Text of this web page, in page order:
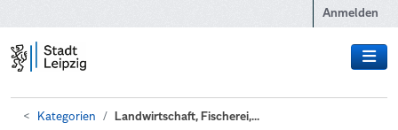
Anmelden
Kategorien Landwirtschaft, Fischerei,...